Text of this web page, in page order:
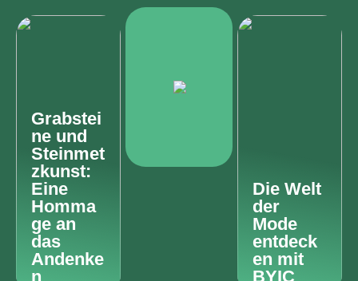
Grabstei
ne und
Steinmet
zkunst:
Eine
Homma
ge an
das
Andenke
n
Die Welt
der
Mode
entdeck
en mit
BYIC